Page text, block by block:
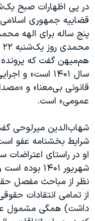
قضاییه جمهوری
پنج ساله برای الهه
هم‌میهن گفت که
سال ۱۴۰۱
قانونی بی‌معنا» و
عمومی» است.
شهاب‌الدین میرلوحی
شرایط بخشنامه عفو
شهریور ۱۴۰۱
نظر از مباحث مفصل
از تمامی انتقادات
داشت) همگی مشمول